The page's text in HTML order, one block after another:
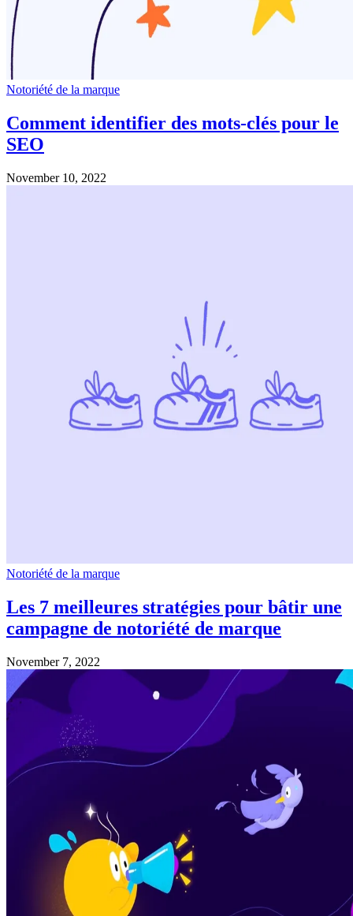
Notoriété de la marque
Comment identifier des mots-clés pour le
SEO
November 10, 2022
Notoriété de la marque
Les 7 meilleures stratégies pour bâtir une
campagne de notoriété de marque
November 7, 2022